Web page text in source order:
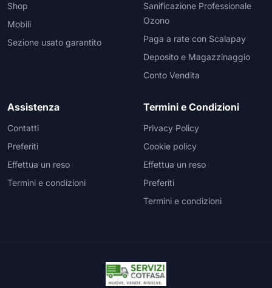
Shop
Mobili
Sezione usato garantito
Sanificazione Professionale
Ozono
Paga a rate con Scalapay
Deposito e Magazzinaggio
Conto Vendita
Assistenza
Contatti
Preferiti
Effettua un reso
Termini e condizioni
Termini e Condizioni
Privacy Policy
Cookie policy
Effettua un reso
Preferiti
Termini e condizioni